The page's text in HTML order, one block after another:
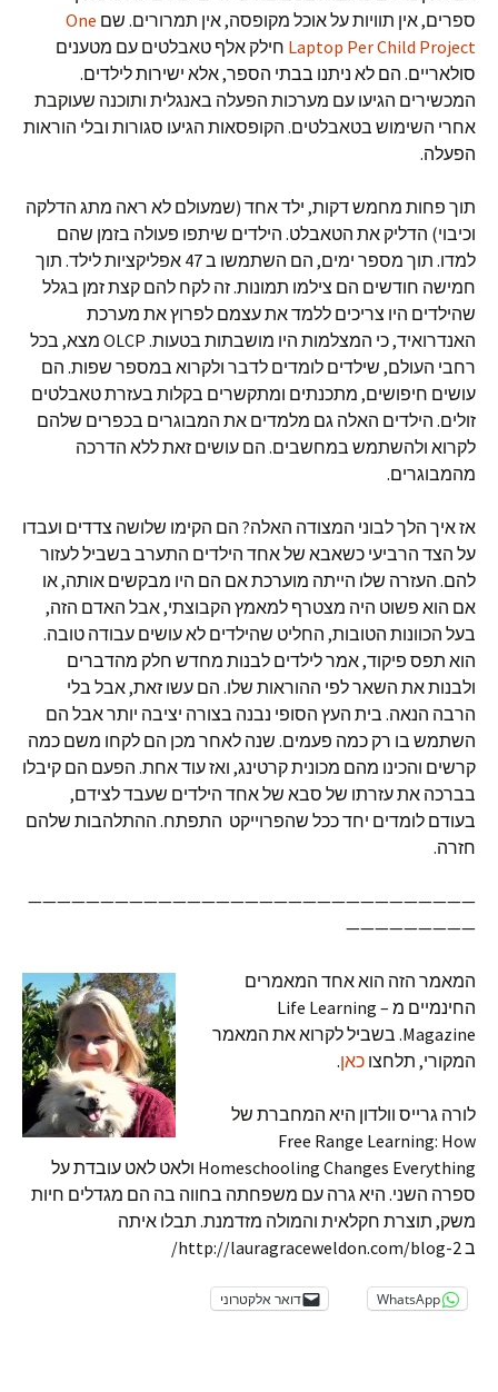
ספרים, אין תוויות על אוכל מקופסה, אין תמרורים. שם One
Laptop Per Child Project חילק אלף טאבלטים עם מטענים
סולאריים. הם לא ניתנו בבתי הספר, אלא ישירות לילדים.
המכשירים הגיעו עם מערכות הפעלה באנגלית ותוכנה שעוקבת
אחרי השימוש בטאבלטים. הקופסאות הגיעו סגורות ובלי הוראות
הפעלה.
תוך פחות מחמש דקות, ילד אחד (שמעולם לא ראה מתג הדלקה
וכיבוי) הדליק את הטאבלט. הילדים שיתפו פעולה בזמן שהם
למדו. תוך מספר ימים, הם השתמשו ב 47 אפליקציות לילד. תוך
חמישה חודשים הם צילמו תמונות. זה לקח להם קצת זמן בגלל
שהילדים היו צריכים ללמד את עצמם לפרוץ את מערכת
האנדרואיד, כי המצלמות היו מושבתות בטעות. OLCP מצא, בכל
רחבי העולם, שילדים לומדים לדבר ולקרוא במספר שפות. הם
עושים חיפושים, מתכנתים ומתקשרים בקלות בעזרת טאבלטים
זולים. הילדים האלה גם מלמדים את המבוגרים בכפרים שלהם
לקרוא ולהשתמש במחשבים. הם עושים זאת ללא הדרכה
מהמבוגרים.
אז איך הלך לבוני המצודה האלה? הם הקימו שלושה צדדים ועבדו
על הצד הרביעי כשאבא של אחד הילדים התערב בשביל לעזור
להם. העזרה שלו הייתה מוערכת אם הם היו מבקשים אותה, או
אם הוא פשוט היה מצטרף למאמץ הקבוצתי, אבל האדם הזה,
בעל הכוונות הטובות, החליט שהילדים לא עושים עבודה טובה.
הוא תפס פיקוד, אמר לילדים לבנות מחדש חלק מהדברים
ולבנות את השאר לפי ההוראות שלו. הם עשו זאת, אבל בלי
הרבה הנאה. בית העץ הסופי נבנה בצורה יציבה יותר אבל הם
השתמש בו רק כמה פעמים. שנה לאחר מכן הם לקחו משם כמה
קרשים והכינו מהם מכונית קרטינג, ואז עוד אחת. הפעם הם קיבלו
בברכה את עזרתו של סבא של אחד הילדים שעבד לצידם,
בעודם לומדים יחד ככל שהפרוייקט התפתח. ההתלהבות שלהם
חזרה.
———————————————————————————————
—————————
המאמר הזה הוא אחד המאמרים
החינמיים מ – Life Learning
Magazine. בשביל לקרוא את המאמר
המקורי, תלחצו כאן.
לורה גרייס וולדון היא המחברת של
Free Range Learning: How
Homeschooling Changes Everything ולאט לאט עובדת על
ספרה השני. היא גרה עם משפחתה בחווה בה הם מגדלים חיות
משק, תוצרת חקלאית והמולה מזדמנת. תבלו איתה
ב http://lauragraceweldon.com/blog-2/
WhatsApp דואר אלקטרוני